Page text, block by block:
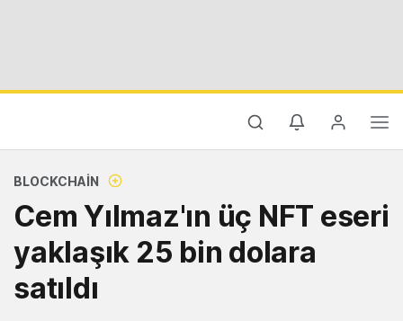
BLOCKCHAIN
Cem Yılmaz'ın üç NFT eseri
yaklaşık 25 bin dolara
satıldı